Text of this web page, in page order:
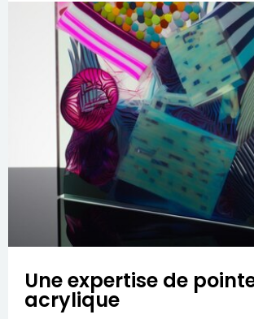
Une expertise de
acrylique